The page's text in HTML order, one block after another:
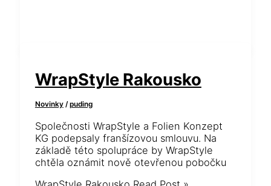
WrapStyle Rakousko
Novinky/puding
Společnosti WrapStyle a Folien Konzept
KG podepsaly franšízovou smlouvu. Na
základě této spolupráce by WrapStyle
chtěla oznámit nově otevřenou pobočku